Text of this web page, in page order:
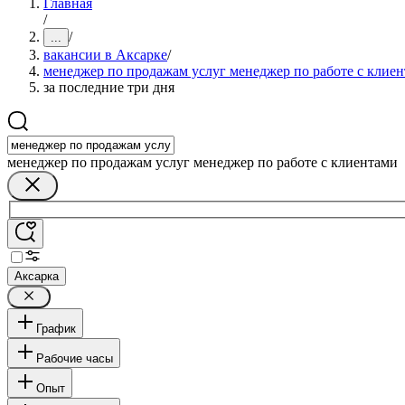
Главная
/
... /
вакансии в Аксарке/
менеджер по продажам услуг менеджер по работе с
за последние три дня
менеджер по продажам услуг менеджер по работе с клиентами
Аксарка
График
Рабочие часы
Опыт